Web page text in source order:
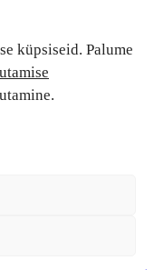
küpsiseid. Palume